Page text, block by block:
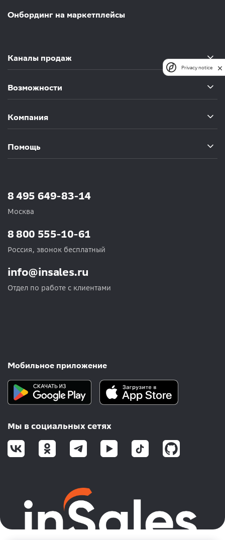
Онбординг на маркетплейсы
Каналы продаж
Возможности
Компания
Помощь
8 495 649-83-14
Москва
info@insales.ru
Отдел по работе с клиентами
8 800 555-10-61
Россия, звонок бесплатный
Мобильное приложение
Мы в социальных сетях
Privacy notice